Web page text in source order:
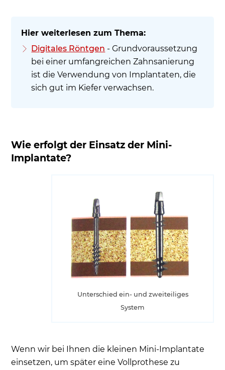
Digitales Röntgen - Grundvoraussetzung
bei einer umfangreichen Zahnsanierung
ist die Verwendung von Implantaten, die
sich gut im Kiefer verwachsen.
Wie erfolgt der Einsatz der Mini-
Implantate?
Unterschied ein- und zweiteiliges
System
Wenn wir bei Ihnen die kleinen Mini-Implantate
einsetzen, um später eine Vollprothese zu